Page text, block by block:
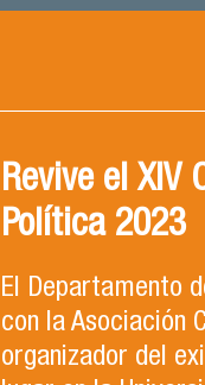
Revive el XIV
Política 2023
El Departamento
con la Asociación
organizador del